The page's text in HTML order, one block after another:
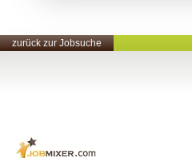
zurück zur Jobsuche